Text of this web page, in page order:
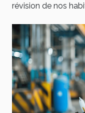
révision de nos